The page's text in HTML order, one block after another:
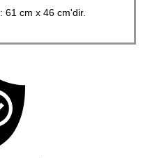
61 cm x 46 cm'dir.